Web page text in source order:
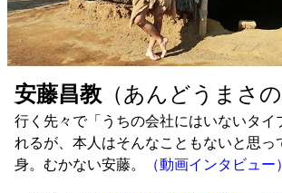
安藤昌教 （あんどうまさの
行く先々で「うちの会社にはいないタイ
れるが、本人はそんなこともないと思っ
身。むかない安藤。
（動画インタビュー）